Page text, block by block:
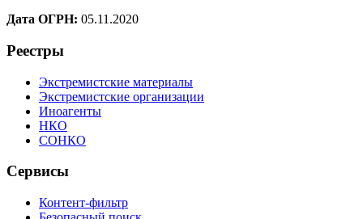
Дата ОГРН: 05.11.2020
Реестры
Экстремистские материалы
Экстремистские организации
Иноагенты
НКО
СОНКО
Сервисы
Контент-фильтр